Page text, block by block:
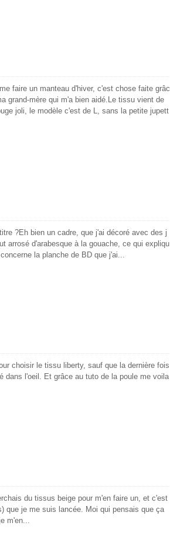
faire un manteau d'hiver, c'est chose faite grâc
grand-mère qui m'a bien aidé.Le tissu vient de
joli, le modèle c'est de L, sans la petite jupett
?Eh bien un cadre, que j'ai décoré avec des j
arrosé d'arabesque à la gouache, ce qui expliqu
la planche de BD que j'ai...
choisir le tissu liberty, sauf que la dernière fois
dans l'oeil. Et grâce au tuto de la poule me voila
du tissus beige pour m'en faire un, et c'est
que je me suis lancée. Moi qui pensais que ça
m'en...